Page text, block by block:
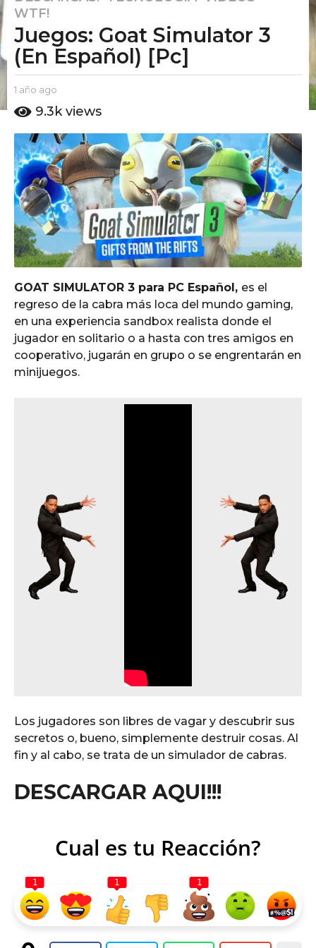
a
ñ
o
a
1
a
ñ
o
a
g
WTF!
Juegos: Goat Simulator 3
(En Español) [Pc]
b
E
u
t
o
A
m
o
1 año ago
ñ
a
g
o
9.3k views
GOAT SIMULATOR 3 para PC Español, es el
regreso de la cabra más loca del mundo gaming,
en una experiencia sandbox realista donde el
jugador en solitario o a hasta con tres amigos en
cooperativo, jugarán en grupo o se engrentarán en
minijuegos.
Los jugadores son libres de vagar y descubrir sus
secretos o, bueno, simplemente destruir cosas. Al
fin y al cabo, se trata de un simulador de cabras.
DESCARGAR AQUI!!!
Cual es tu Reacción?
1 1 1